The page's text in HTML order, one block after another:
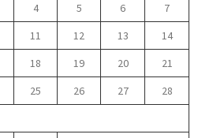
4 5 6
7
11 12 13
14
18 19 20
21
25 26 27
28